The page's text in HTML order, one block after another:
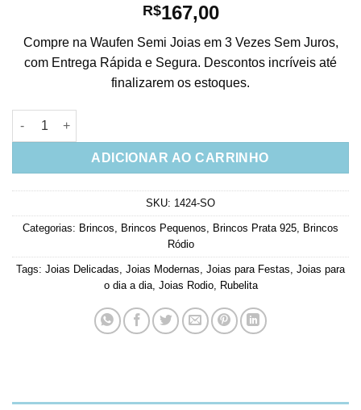
R$167,00
Compre na Waufen Semi Joias em 3 Vezes Sem Juros,
com Entrega Rápida e Segura. Descontos incríveis até
finalizarem os estoques.
Brinco Prata 925 Com Zirconias Rubi Semi Joias Modernas
ADICIONAR AO CARRINHO
SKU: 1424-SO
Categorias: Brincos Brincos Pequenos Brincos Prata 925 Brincos
Ródio
Tags: Joias Delicadas Joias Modernas Joias para Festas Joias para
o dia a dia, Joias Rodio, Rubelita